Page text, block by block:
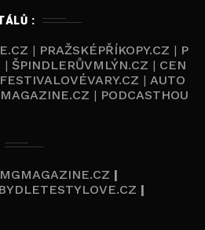
:
| PRAŽSKÉPŘÍKOPY.CZ | P
| ŠPINDLERŮVMLÝN.CZ | CEN
FESTIVALOVÉVARY.CZ | AUTO
| PODCASTHOU
|
BYDLETESTYLOVE.CZ |